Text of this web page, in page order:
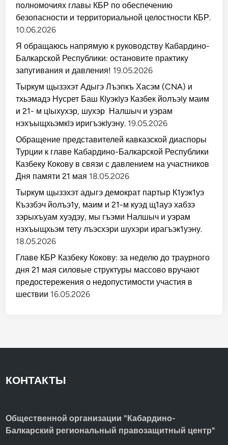
полномочиях главы КБР по обеспечению
безопасности и территориальной целостности КБР.
10.06.2026
Я обращаюсь напрямую к руководству Кабардино-
Балкарской Республики: остановите практику
запугивания и давления! 19.05.2026
Тыркум щызэхэт Адыгэ Лъэпкъ Хасэм (CNA) и
тхьэмадэ Нусрет Баш КIуэкIуэ Казбек йолъэIу маим
и 21- м цIыхухэр, шухэр Налшыч и уэрам
нэхъыщхьэмкIэ иригъэкIуэну. 19.05.2026
Обращение представителей кавказской диаспоры
Турции к главе Кабардино-Балкарской Республики
Казбеку Кокову в связи с давлением на участников
Дня памяти 21 мая 18.05.2026
Тыркум щызэхэт адыгэ демократ партыр К1уэк1уэ
Къэзбэч йолъэ1у, маим и 21-м куэд щ1ауэ хабзэ
зэрыхъуам хуэдэу, мы гъэми Налшыч и уэрам
нэхъыщхьэм тету лъэсхэри шухэри ирагъэк1уэну.
18.05.2026
Главе КБР Казбеку Кокову: за неделю до траурного
дня 21 мая силовые структуры массово вручают
предостережения о недопустимости участия в
шествии 16.05.2026
КОНТАКТЫ
Общественной организации "Кабардино-
Балкарский региональный правозащитный центр"